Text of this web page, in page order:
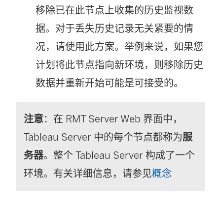
移除已在此节点上收集的历史监视数
据。对于丢失历史记录无关紧要的情
况，请使用此方案。举例来说，如果您
计划将此节点指向新环境，则移除历史
数据并重新开始可能是可接受的。
注意：在 RMT Server Web 界面中，
Tableau Server 中的每个节点都称为服
务器。整个 Tableau Server 构成了一个
环境。有关详细信息，请参见概念